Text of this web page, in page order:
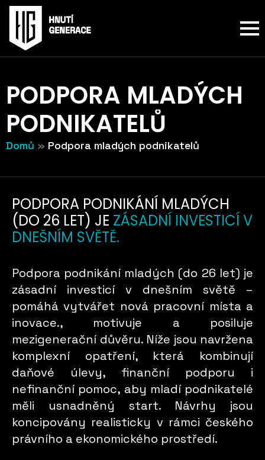
PODPORA MLADÝCH
PODNIKATELŮ
Domů » Podpora mladých podnikatelů
PODPORA PODNIKÁNÍ MLADÝCH
(DO 26 LET) JE ZÁSADNÍ INVESTICÍ V
DNEŠNÍM SVĚTĚ.
Podpora podnikání mladých (do 26 let) je
zásadní investicí v dnešním světě –
pomáhá vytvářet nová pracovní místa a
inovace., motivuje a posiluje
mezigenerační důvěru. Níže jsou navržena
komplexní opatření, která kombinují
daňové úlevy, finanční podporu i
nefinanční pomoc, aby mladí podnikatelé
měli usnadněný start. Návrhy jsou
koncipovány realisticky v rámci českého
právního a ekonomického prostředí.